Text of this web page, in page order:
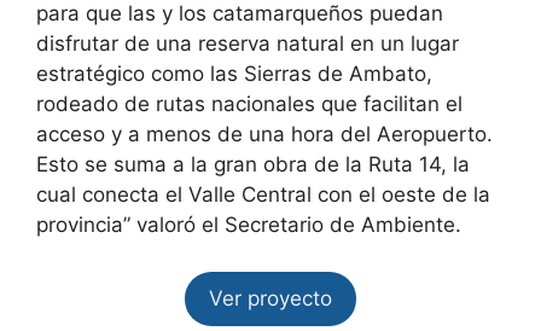
para que las y los catamarqueños puedan
disfrutar de una reserva natural en un lugar
estratégico como las Sierras de Ambato,
rodeado de rutas nacionales que facilitan el
acceso y a menos de una hora del Aeropuerto.
Esto se suma a la gran obra de la Ruta 14, la
cual conecta el Valle Central con el oeste de la
provincia” valoró el Secretario de Ambiente.
Ver proyecto